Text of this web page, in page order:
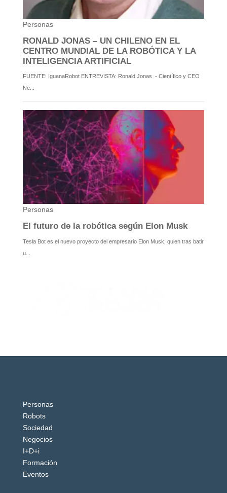
Personas
Robots
Sociedad
Negocios
I+D+i
Formación
Eventos